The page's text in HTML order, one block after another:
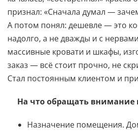
признал: «Сначала думал —
А потом понял: дешевле — это
надолго, а не дважды и с
массивные кровати и шкафы,
заказ — всё стоит прочно, не
Стал постоянным клиентом и
На что обращать внимание
Назначение помещения.